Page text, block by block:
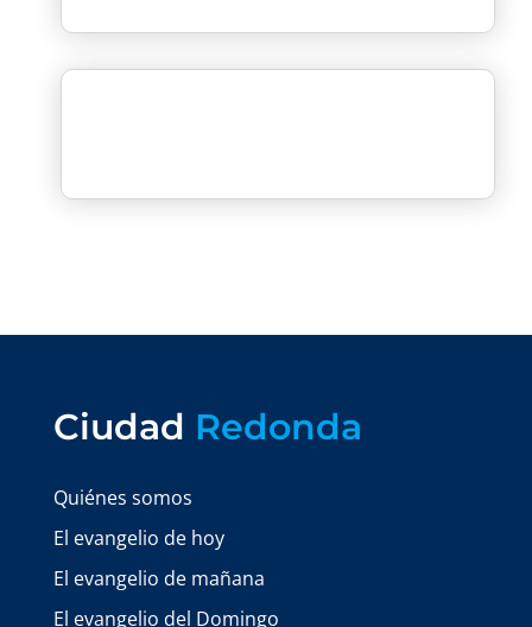
Ciudad Redonda
Quiénes somos
El evangelio de hoy
El evangelio de mañana
El evangelio del Domingo